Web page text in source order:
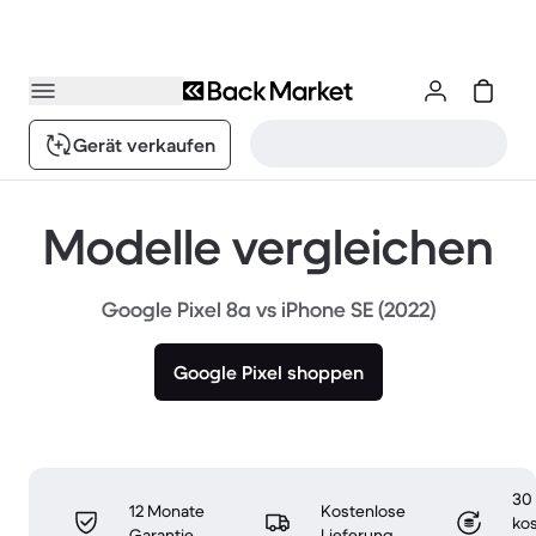
Gerät verkaufen
Modelle vergleichen
Google Pixel 8a vs iPhone SE (2022)
Google Pixel shoppen
12 Monate
Kostenlose
30